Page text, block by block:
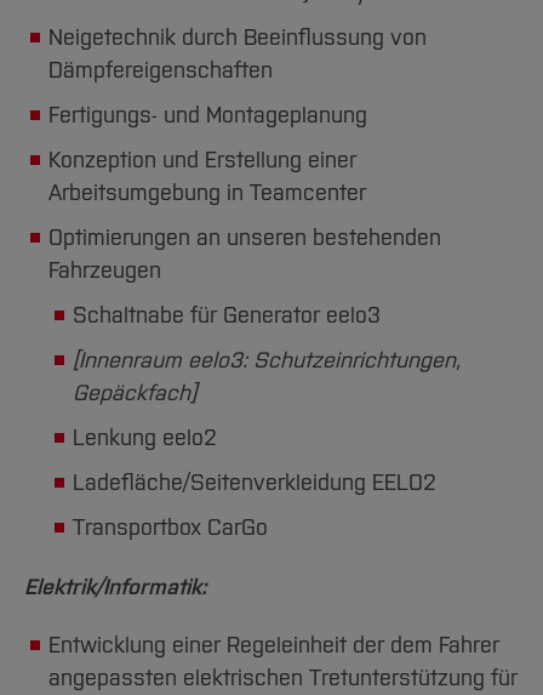
Neigetechnik durch Beeinflussung von
Dämpfereigenschaften
Fertigungs- und Montageplanung
Konzeption und Erstellung einer
Arbeitsumgebung in Teamcenter
Optimierungen an unseren bestehenden
Fahrzeugen
Schaltnabe für Generator eelo3
[Innenraum eelo3: Schutzeinrichtungen,
Gepäckfach]
Lenkung eelo2
Ladefläche/Seitenverkleidung EELO2
Transportbox CarGo
Elektrik/Informatik:
Entwicklung einer Regeleinheit der dem Fahrer
angepassten elektrischen Tretunterstützung für